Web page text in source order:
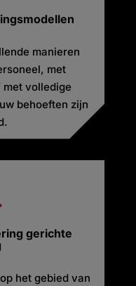
manieren
met
met volledige
behoeften zijn
gerichte
het gebied van